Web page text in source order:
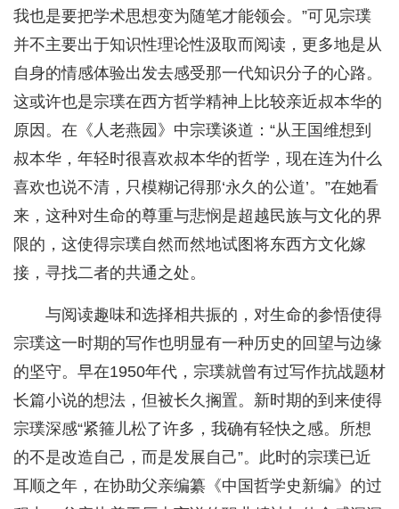
我也是要把学术思想变为随笔才能领会。”可见宗璞
并不主要出于知识性理论性汲取而阅读，更多地是从
自身的情感体验出发去感受那一代知识分子的心路。
这或许也是宗璞在西方哲学精神上比较亲近叔本华的
原因。在《人老燕园》中宗璞谈道：“从王国维想到
叔本华，年轻时很喜欢叔本华的哲学，现在连为什么
喜欢也说不清，只模糊记得那‘永久的公道’。”在她看
来，这种对生命的尊重与悲悯是超越民族与文化的界
限的，这使得宗璞自然而然地试图将东西方文化嫁
接，寻找二者的共通之处。
与阅读趣味和选择相共振的，对生命的参悟使得
宗璞这一时期的写作也明显有一种历史的回望与边缘
的坚守。早在1950年代，宗璞就曾有过写作抗战题材
长篇小说的想法，但被长久搁置。新时期的到来使得
宗璞深感“紧箍儿松了许多，我确有轻快之感。所想
的不是改造自己，而是发展自己”。此时的宗璞已近
耳顺之年，在协助父亲编纂《中国哲学史新编》的过